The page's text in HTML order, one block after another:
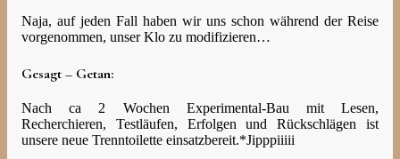
Naja, auf jeden Fall haben wir uns schon während der Reise
vorgenommen, unser Klo zu modifizieren…
Gesagt – Getan:
Nach ca 2 Wochen Experimental-Bau mit Lesen,
Recherchieren, Testläufen, Erfolgen und Rückschlägen ist
unsere neue Trenntoilette einsatzbereit.*Jipppiiiii